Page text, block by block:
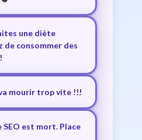
une diète
consommer des
mourir trop vite !!!
SEO est mort. Place